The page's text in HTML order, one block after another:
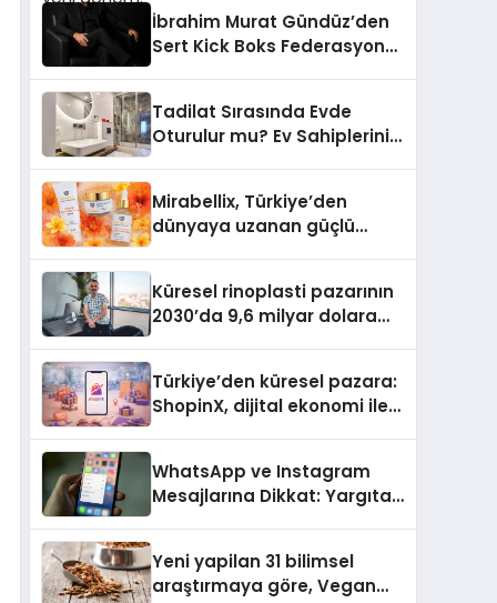
İbrahim Murat Gündüz’den
Sert Kick Boks Federasyonu
Tadilat Sırasında Evde
Oturulur mu? Ev Sahiplerinin
Mirabellix, Türkiye’den
dünyaya uzanan güçlü
Küresel rinoplasti pazarının
2030’da 9,6 milyar dolara
Türkiye’den küresel pazara:
ShopinX, dijital ekonomi ile
WhatsApp ve Instagram
Mesajlarına Dikkat: Yargıtay
Yeni yapilan 31 bilimsel
araştırmaya göre, Vegan